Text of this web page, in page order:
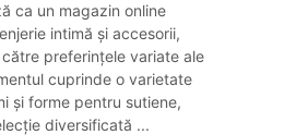
ca un magazin online
intimă și accesorii,
preferințele variate ale
cuprinde o varietate
și forme pentru sutiene,
diversificată ...